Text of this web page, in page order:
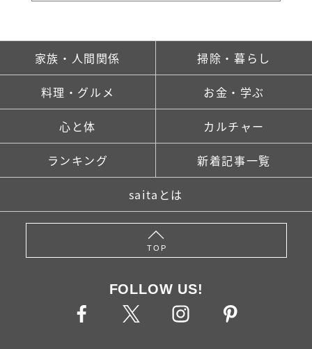
家族・人間関係 掃除・暮らし
料理・グルメ お金・学ぶ
心と体 カルチャー
ランキング 新着記事一覧
saitaとは
TOP
FOLLOW US!